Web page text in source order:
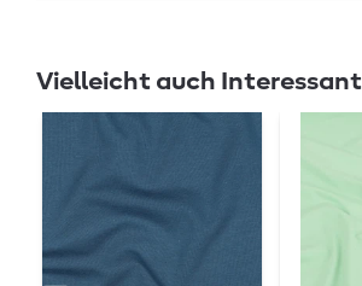
Vielleicht auch Interessant